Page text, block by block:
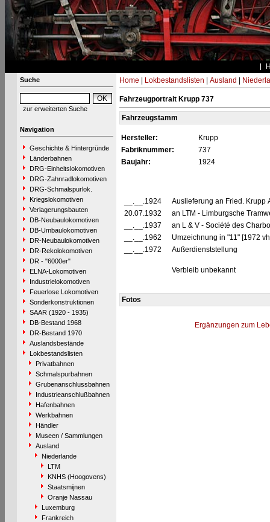
Suche
zur erweiterten Suche
Navigation
Geschichte & Hintergründe
Länderbahnen
DRG-Einheitslokomotiven
DRG-Zahnradlokomotiven
DRG-Schmalspurlok.
Kriegslokomotiven
Verlagerungsbauten
DB-Neubaulokomotiven
DB-Umbaulokomotiven
DR-Neubaulokomotiven
DR-Rekolokomotiven
DR - "6000er"
ELNA-Lokomotiven
Industrielokomotiven
Feuerlose Lokomotiven
Sonderkonstruktionen
SAAR (1920 - 1935)
DB-Bestand 1968
DR-Bestand 1970
Auslandsbestände
Lokbestandslisten
Privatbahnen
Schmalspurbahnen
Grubenanschlussbahnen
Industrieanschlußbahnen
Hafenbahnen
Werkbahnen
Händler
Museen / Sammlungen
Ausland
Niederlande
LTM
KNHS (Hoogovens)
Staatsmijnen
Oranje Nassau
Luxemburg
Frankreich
Home Lokbestandslisten Ausland
Fahrzeugportrait Krupp 737
Fahrzeugstamm
Hersteller:
Krupp
Fabriknummer:
737
Baujahr:
1924
__.__.1924
Auslieferung an Fried. Krupp
20.07.1932
an LTM - Limburgsche
__.__.1937
an L & V - Société des
__.__.1962
Umzeichnung in "11" [1972
__.__.1972
Außerdienststellung
Verbleib unbekannt
Fotos
Ergänzungen zum